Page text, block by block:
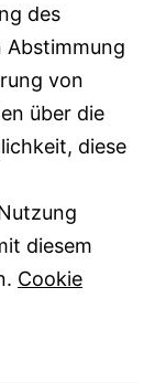
des
von
über die
diese
diesem
Cookie